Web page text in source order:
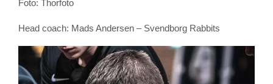
Foto: Thorfoto
Head coach: Mads Andersen – Svendborg Rabbits